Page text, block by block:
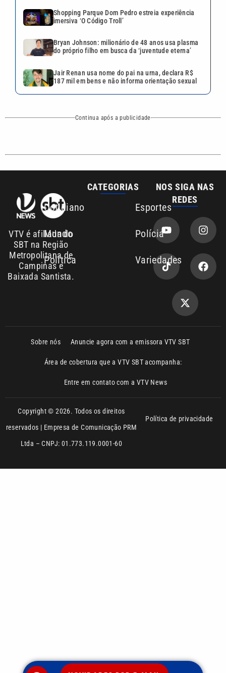
VTV é afiliada do
SBT na Região
Cotidiano Esportes
Mundo Polícia
REDES
Anuncie agora com a emissora VTV SBT
Área de cobertura que a VTV SBT acompanha:
Entre em contato com a VTV News
Copyright © 2026. Todos os direitos
reservados | Empresa de Comunicação PRM
Política de privacidade